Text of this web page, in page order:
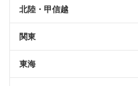
北陸・甲信越
関東
東海